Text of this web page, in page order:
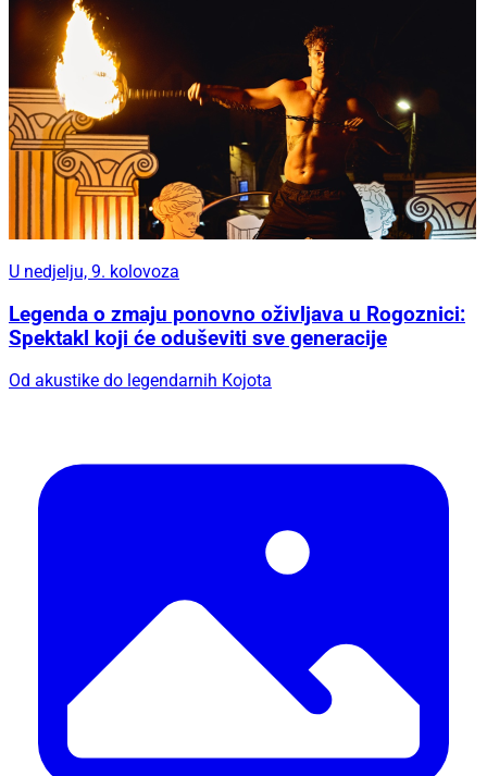
U nedjelju, 9. kolovoza
Legenda o zmaju ponovno oživljava u Rogoznici:
Spektakl koji će oduševiti sve generacije
Od akustike do legendarnih Kojota